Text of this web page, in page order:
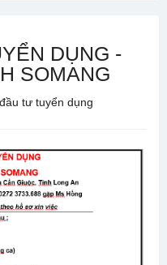
DỤNG -
SOMANG
tư tuyển dụng